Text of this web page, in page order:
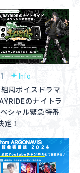
Info
風ボイスドラマ
のナイトラ
シャル緊急特番
！